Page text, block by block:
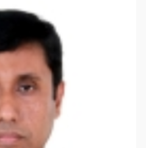
Mahbubur
Department
science